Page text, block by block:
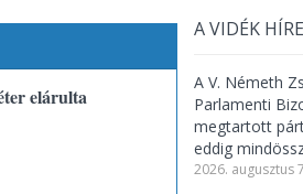
elárulta
A VIDÉK
A V. Németh
Parlamenti
megtartott
eddig
2026. augusztus